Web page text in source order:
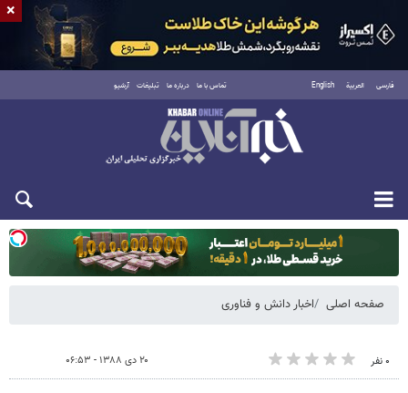
فارسی العربية English تماس با ما درباره ما تبلیغات آرشیو
یکشنبه ۱۸ مرداد ۱۴۰۵
صفحه اصلی اخبار دانش و فناوری
۰ نفر ۲۰ دی ۱۳۸۸ - ۰۶:۵۳
×